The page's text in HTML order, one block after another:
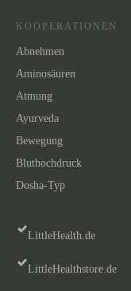
KOOPERATIONEN
Abnehmen
Aminosäuren
Atmung
Ayurveda
Bewegung
Bluthochdruck
Dosha-Typ
LittleHealth.de
LittleHealthstore.de